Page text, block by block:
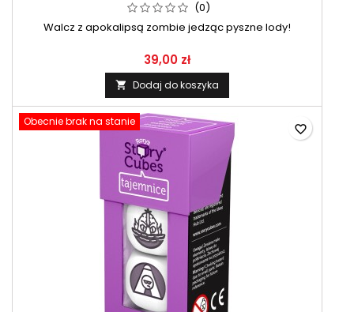
(0)
Walcz z apokalipsą zombie jedząc pyszne lody!
39,00 zł
 Dodaj do koszyka
Obecnie brak na stanie
favorite_border